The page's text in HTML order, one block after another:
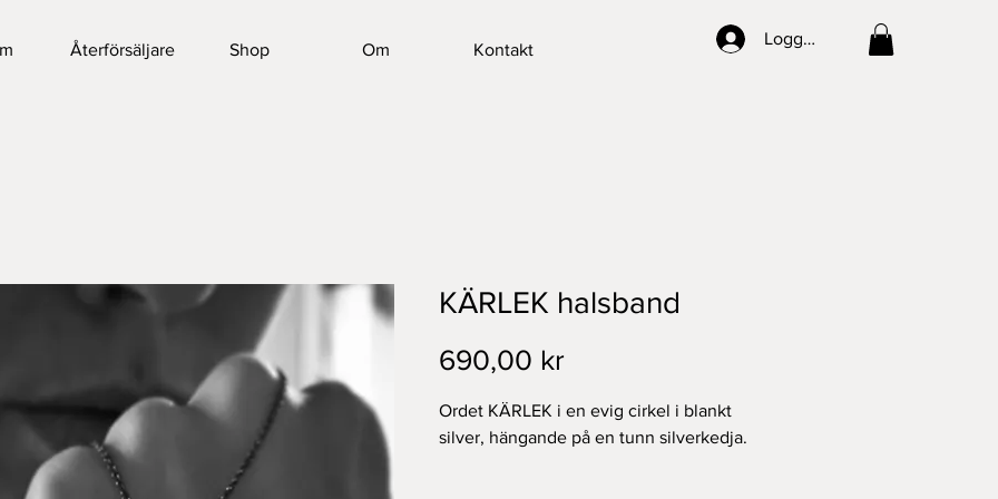
Logga in
Återförsäljare Shop Om Kontakt
KÄRLEK halsband
690,00 kr
Ordet KÄRLEK i en evig cirkel i blankt
silver, hängande på en tunn silverkedja.